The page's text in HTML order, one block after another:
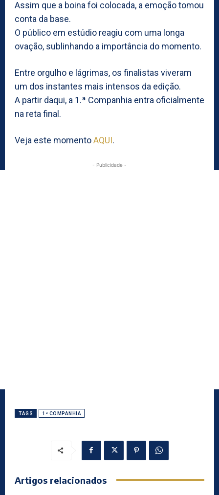
Assim que a boina foi colocada, a emoção tomou
conta da base.
O público em estúdio reagiu com uma longa
ovação, sublinhando a importância do momento.
Entre orgulho e lágrimas, os finalistas viveram
um dos instantes mais intensos da edição.
A partir daqui, a 1.ª Companhia entra oficialmente
na reta final.
Veja este momentoAQUI.
- Publicidade -
TAGS 1ª COMPANHIA
Artigos relacionados